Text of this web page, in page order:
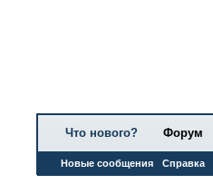
Что нового? Форум
Новые сообщения Справка